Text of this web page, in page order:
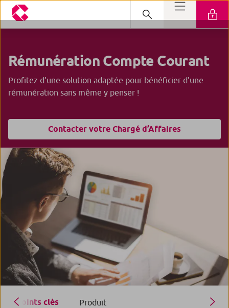
Rémunération Compte Courant
Profitez d’une solution adaptée pour bénéficier d'une
rémunération sans même y penser !
Contacter votre Chargé d’Affaires
Points clés Produit